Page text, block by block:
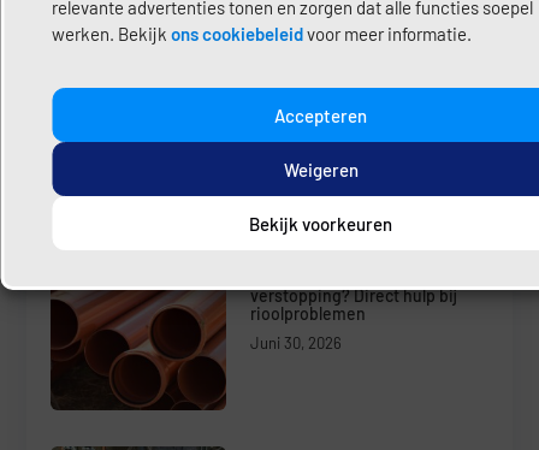
relevante advertenties tonen en zorgen dat alle functies soepel
werken. Bekijk ons cookiebeleidvoor meer informatie.
Accepteren
Weigeren
Bekijk voorkeuren
verstopping? Direct hulp bij
rioolproblemen
Juni 30, 2026